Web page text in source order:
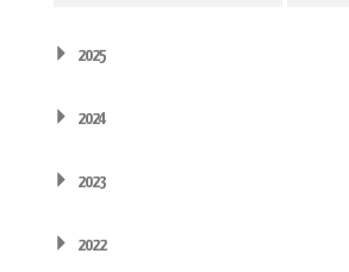
2025
2024
2023
2022